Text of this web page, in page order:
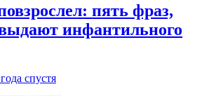
пять фраз,
инфантильного
спустя